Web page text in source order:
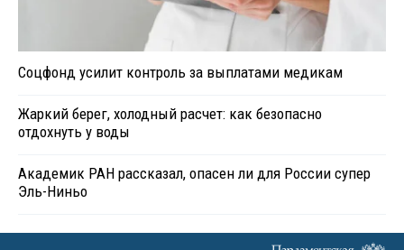
Соцфонд усилит контроль за выплатами медикам
Жаркий берег, холодный расчет: как безопасно
отдохнуть у воды
Академик РАН рассказал, опасен ли для России супер
Эль-Ниньо